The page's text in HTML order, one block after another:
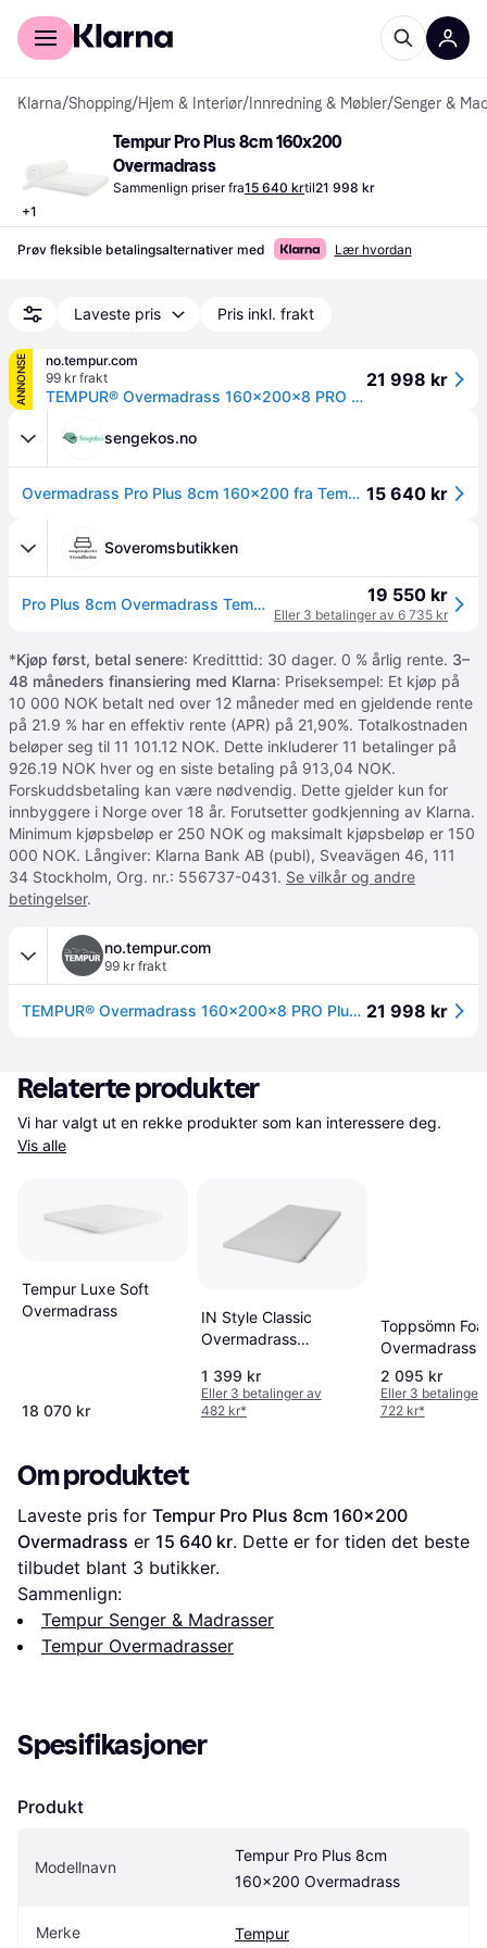
For kunder
Klarna/Shopping/Hjem & Interiør/ Innredning & Møbler/Senger &
+1
Tempur Pro Plus 8cm 160x200
Overmadrass
Sammenlign priser fra15 640 krtil21 998 kr
Prøv fleksible betalingsalternativer med Lær hvordan
Laveste pris Pris inkl. frakt
ANNONSE
no.tempur.com
99 kr frakt
TEMPUR® Overmadrass 160x200x8 PRO Plus myk - Dobbel 160x200 cm
21 998 kr
sengekos.no
Overmadrass Pro Plus 8cm 160x200 fra Tempur (Fasthet: Myk) 15 640 kr
Soveromsbutikken
Pro Plus 8cm Overmadrass Tempur (160x200) 19 550 kr
Eller 3 betalinger av 6 735 kr
*Kjøp først, betal senere: Kreditttid: 30 dager. 0 % årlig rente. 3–
48 måneders finansiering med Klarna: Priseksempel: Et kjøp på
10 000 NOK betalt ned over 12 måneder med en gjeldende rente
på 21.9 % har en effektiv rente (APR) på 21,90%. Totalkostnaden
beløper seg til 11 101.12 NOK. Dette inkluderer 11 betalinger på
926.19 NOK hver og en siste betaling på 913,04 NOK.
Forskuddsbetaling kan være nødvendig. Dette gjelder kun for
innbyggere i Norge over 18 år. Forutsetter godkjenning av Klarna.
Minimum kjøpsbeløp er 250 NOK og maksimalt kjøpsbeløp er 150
000 NOK. Långiver: Klarna Bank AB (publ), Sveavägen 46, 111
34 Stockholm, Org. nr.: 556737-0431. Se vilkår og andre
betingelser.
no.tempur.com
99 kr frakt
TEMPUR® Overmadrass 160x200x8 PRO Plus myk - Dobbel 160x200 cm 21 998 kr
Relaterte produkter
Vis alle
Tempur Luxe Soft
Overmadrass
18 070 kr
IN Style Classic
Overmadrass
1 399 kr
Eller 3 betalinger av
482 kr*
Toppsömn
Overmadrass
2 095 kr
Eller 3 betalinger
722 kr*
Om produktet
Laveste pris for Tempur Pro Plus 8cm 160x200
Overmadrass er 15 640 kr. Dette er for tiden det beste
tilbudet blant 3 butikker.
Sammenlign:
Tempur Senger & Madrasser
Tempur Overmadrasser
Spesifikasjoner
Produkt
Modellnavn
Tempur Pro Plus 8cm
160x200 Overmadrass
Merke Tempur